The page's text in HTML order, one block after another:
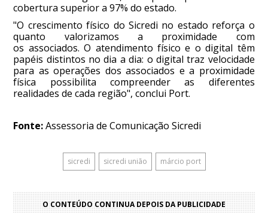
cobertura superior a 97% do estado.
"O crescimento físico do Sicredi no estado reforça o
quanto valorizamos a proximidade com
os associados. O atendimento físico e o digital têm
papéis distintos no dia a dia: o digital traz velocidade
para as operações dos associados e a proximidade
física possibilita compreender as diferentes
realidades de cada região", conclui Port.
Fonte:Assessoria de Comunicação Sicredi
sicredi sicredi união márcio port
O CONTEÚDO CONTINUA DEPOIS DA PUBLICIDADE